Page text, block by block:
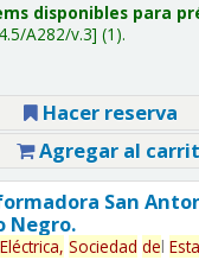
disponibles para
A282/v.3 (1).
Hacer reserva
Agregar al
San
Negro.
Eléctrica, Sociedad del